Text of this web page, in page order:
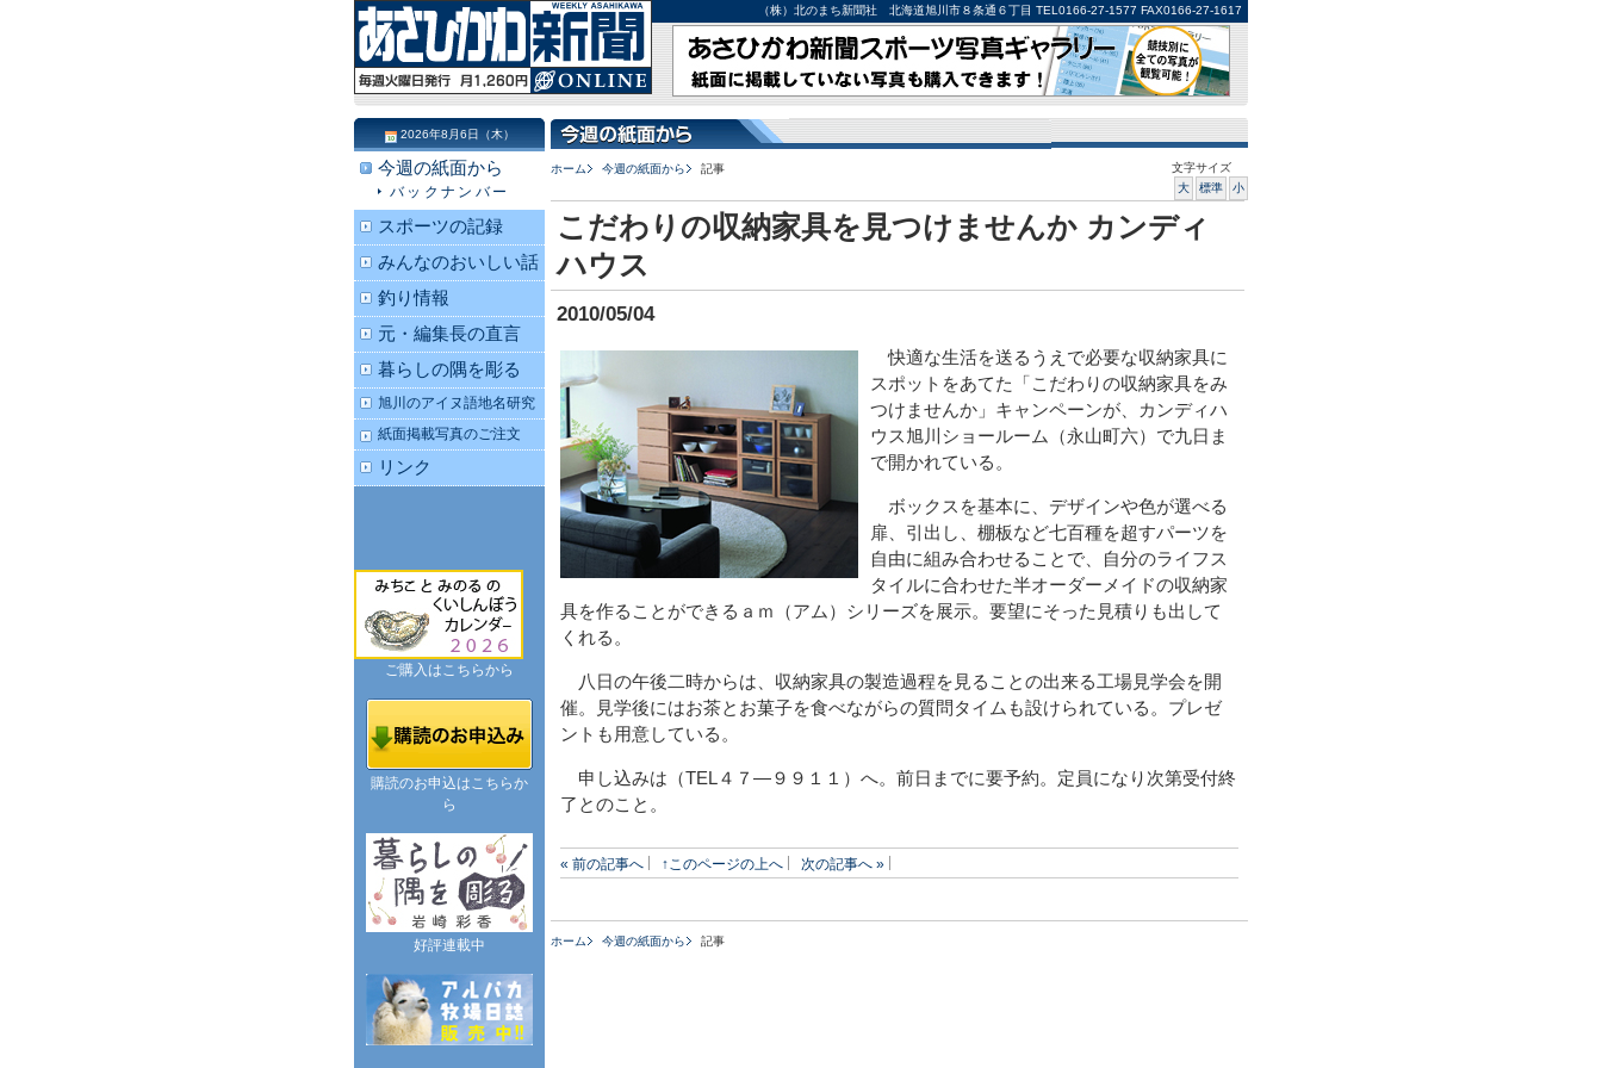
（株）北のまち新聞社 北海道旭川市８条通６丁目 TEL0166-27-1577 FAX0166-27-1617
ホーム 今週の紙面から 記事
文字サイズ
大
標準 小
こだわりの収納家具を見つけませんか カンディ
ハウス
2010/05/04
快適な生活を送るうえで必要な収納家具に
スポットをあてた「こだわりの収納家具をみ
つけませんか」キャンペーンが、カンディハ
ウス旭川ショールーム（永山町六）で九日ま
で開かれている。
ボックスを基本に、デザインや色が選べる
扉、引出し、棚板など七百種を超すパーツを
自由に組み合わせることで、自分のライフス
タイルに合わせた半オーダーメイドの収納家
具を作ることができるａｍ（アム）シリーズを展示。要望にそった見積りも出して
くれる。
八日の午後二時からは、収納家具の製造過程を見ることの出来る工場見学会を開
催。見学後にはお茶とお菓子を食べながらの質問タイムも設けられている。プレゼ
ントも用意している。
申し込みは（TEL４７―９９１１）へ。前日までに要予約。定員になり次第受付終
了とのこと。
« 前の記事へ ↑このページの上へ 次の記事へ »
ホーム 今週の紙面から 記事
2026年8月6日（木）
今週の紙面から
バックナンバー
スポーツの記録
みんなのおいしい話
釣り情報
元・編集長の直言
暮らしの隅を彫る
旭川のアイヌ語地名研究
紙面掲載写真のご注文
リンク
ご購入はこちらから
購読のお申込はこちらか
ら
好評連載中